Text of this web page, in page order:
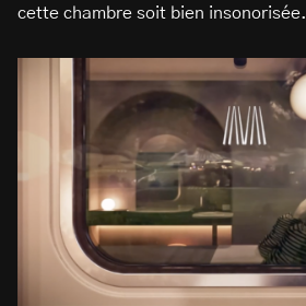
cette chambre soit bien insonorisée.